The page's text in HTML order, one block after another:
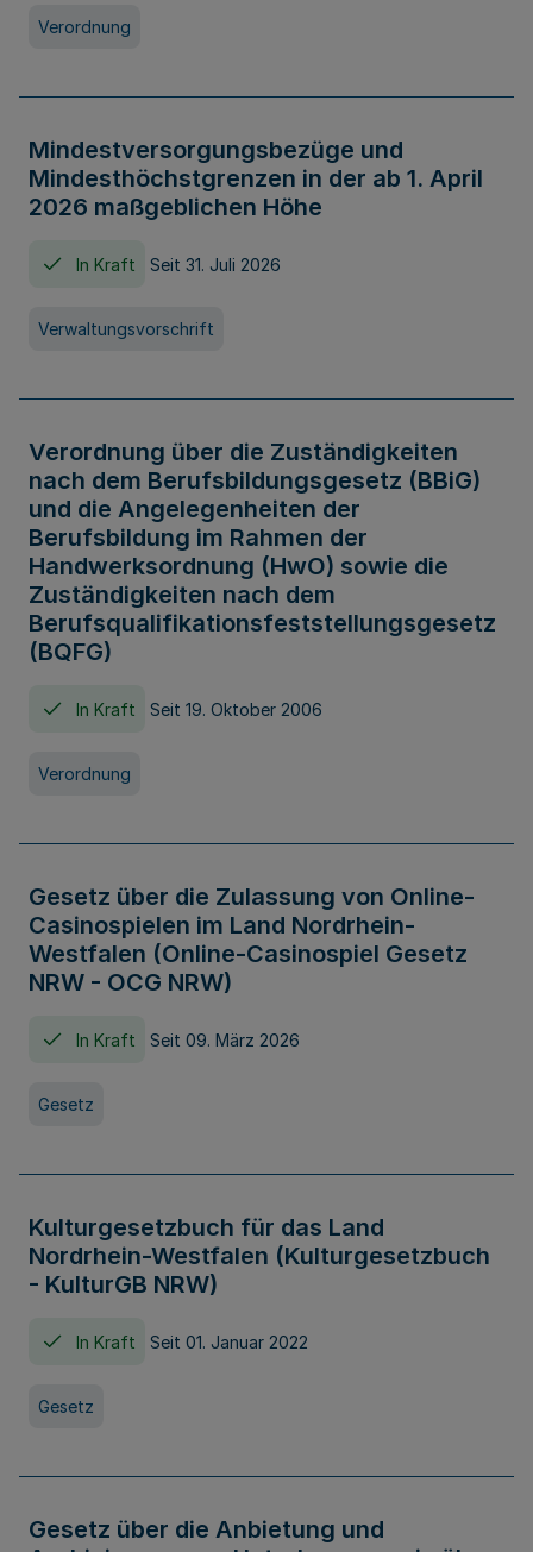
Verordnung
Mindestversorgungsbezüge und
Mindesthöchstgrenzen in der ab 1. April
2026 maßgeblichen Höhe
In Kraft Seit 31. Juli 2026
Verwaltungsvorschrift
Verordnung über die Zuständigkeiten
nach dem Berufsbildungsgesetz (BBiG)
und die Angelegenheiten der
Berufsbildung im Rahmen der
Handwerksordnung (HwO) sowie die
Zuständigkeiten nach dem
Berufsqualifikationsfeststellungsgesetz
(BQFG)
In Kraft Seit 19. Oktober 2006
Verordnung
Gesetz über die Zulassung von Online-
Casinospielen im Land Nordrhein-
Westfalen (Online-Casinospiel Gesetz
NRW - OCG NRW)
In Kraft Seit 09. März 2026
Gesetz
Kulturgesetzbuch für das Land
Nordrhein-Westfalen (Kulturgesetzbuch
- KulturGB NRW)
In Kraft Seit 01. Januar 2022
Gesetz
Gesetz über die Anbietung und